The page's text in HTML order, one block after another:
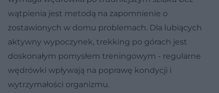
wątpienia jest metodą na zapomnienie o
zostawionych w domu problemach. Dla lubiących
aktywny wypoczynek, trekking po górach jest
doskonałym pomysłem treningowym - regularne
wędrówki wpływają na poprawę kondycji i
wytrzymałości organizmu.